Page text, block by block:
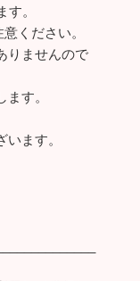
。
ください。
りませんので
す。
ます。